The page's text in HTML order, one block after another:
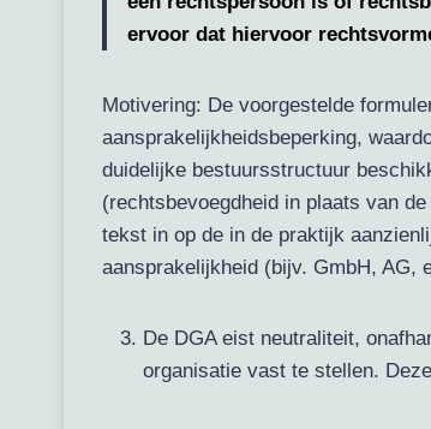
ervoor dat hiervoor
Motivering: De voorgestelde
aansprakelijkheidsbeperking,
duidelijke bestuursstructuur
(rechtsbevoegdheid in plaats van
tekst in op de in de praktijk
aansprakelijkheid (bijv. GmbH, AG,
De DGA eist neutraliteit,
organisatie vast te stellen.